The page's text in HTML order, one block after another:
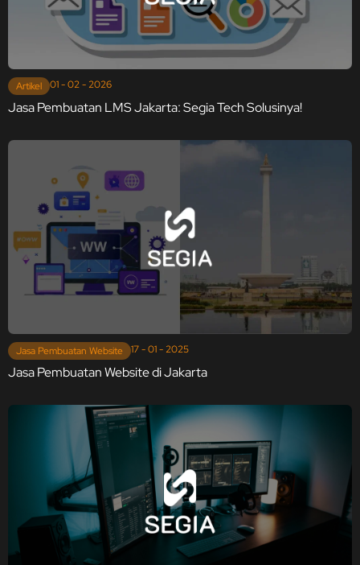
Artikel 01 - 02 - 2026
Jasa Pembuatan LMS Jakarta: Segia Tech Solusinya!
Jasa Pembuatan Website 17 - 01 - 2025
Jasa Pembuatan Website di Jakarta